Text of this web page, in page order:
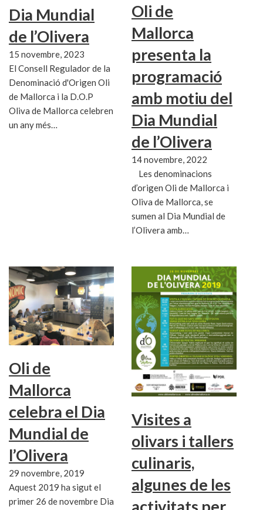
Dia Mundial
de l’Olivera
15 novembre, 2023
El Consell Regulador de la
Denominació d'Origen Oli
de Mallorca i la D.O.P
Oliva de Mallorca celebren
un any més…
Oli de
Mallorca
presenta la
programació
amb motiu del
Dia Mundial
de l’Olivera
14 novembre, 2022
Les denominacions
d’origen Oli de Mallorca i
Oliva de Mallorca, se
sumen al Dia Mundial de
l’Olivera amb…
Oli de
Mallorca
celebra el Dia
Mundial de
l’Olivera
29 novembre, 2019
Aquest 2019 ha sigut el
primer 26 de novembre Dia
Visites a
olivars i tallers
culinaris,
algunes de les